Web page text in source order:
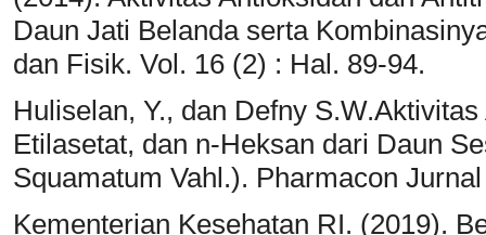
Daun Jati Belanda serta
dan Fisik. Vol. 16 (2) : Hal. 89-94.
Huliselan, Y., dan Defny
Etilasetat, dan n-Heksan dari Daun
Squamatum Vahl.). Pharmacon
Kementerian Kesehatan RI. (2019).